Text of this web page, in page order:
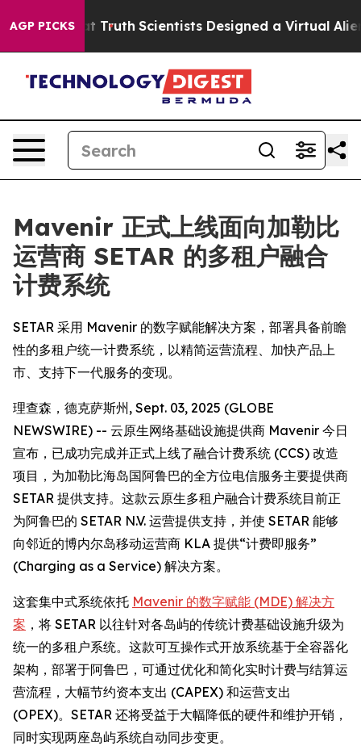
AGP PICKS
That TruthScientists Designed a Virtual Alien
Mavenir 正式上线面向加勒比
运营商 SETAR 的多租户融合
计费系统
SETAR 采用 Mavenir 的数字赋能解决方案，部署具备前瞻
性的多租户统一计费系统，以精简运营流程、加快产品上
市、支持下一代服务的变现。
理查森，德克萨斯州, Sept. 03, 2025 (GLOBE
NEWSWIRE) -- 云原生网络基础设施提供商 Mavenir 今日
宣布，已成功完成并正式上线了融合计费系统 (CCS) 改造
项目，为加勒比海岛国阿鲁巴的全方位电信服务主要提供商
SETAR 提供支持。这款云原生多租户融合计费系统目前正
为阿鲁巴的 SETAR N.V. 运营提供支持，并使 SETAR 能够
向邻近的博内尔岛移动运营商 KLA 提供“计费即服务”
(Charging as a Service) 解决方案。
这套集中式系统依托 Mavenir 的数字赋能 (MDE) 解决方
案 ，将 SETAR 以往针对各岛屿的传统计费基础设施升级为
统一的多租户系统。这款可互操作式开放系统基于全容器化
架构，部署于阿鲁巴，可通过优化和简化实时计费与结算运
营流程，大幅节约资本支出 (CAPEX) 和运营支出
(OPEX)。SETAR 还将受益于大幅降低的硬件和维护开销，
同时实现两座岛屿系统自动同步变更。